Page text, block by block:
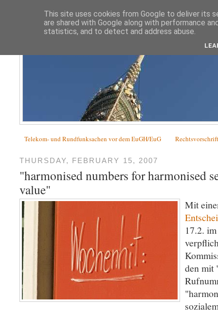
Telekom- und Rundfunksachen vor dem EuGH/EuG
THURSDAY, FEBRUARY 15, 2007
"harmonised numbers for harmonised
value"
Mit
17.2.
den mit
This site uses cookies from Google to deliver its
are shared with Google along with performance
statistics, and to detect and address abuse.